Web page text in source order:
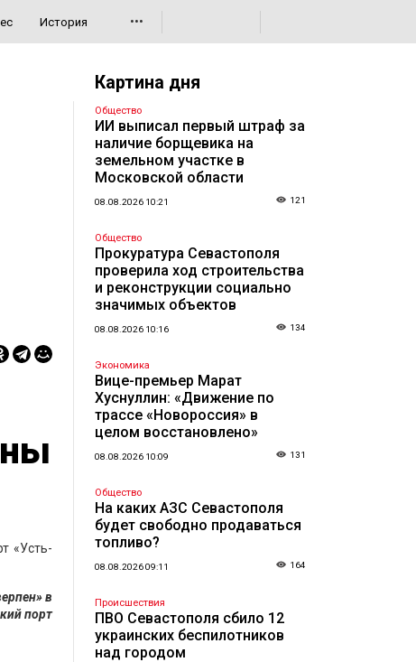
История •••
«Усть-
в
порт
Картина дня
Общество
ИИ выписал первый штраф за
наличие борщевика на
земельном участке в
Московской области
08.08.2026 10:21 121
Общество
Прокуратура Севастополя
проверила ход строительства
и реконструкции социально
значимых объектов
08.08.2026 10:16 134
Экономика
Вице-премьер Марат
Хуснуллин: «Движение по
трассе «Новороссия» в
целом восстановлено»
08.08.2026 10:09 131
Общество
На каких АЗС Севастополя
будет свободно продаваться
топливо?
08.08.2026 09:11 164
Происшествия
ПВО Севастополя сбило 12
украинских беспилотников
над городом